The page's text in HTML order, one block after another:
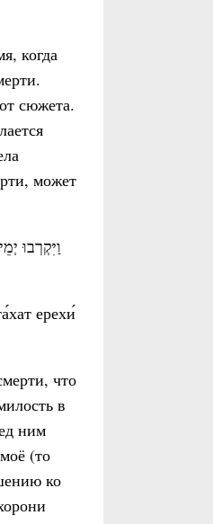
когда
сюжета.
может
וַיִּקְרְבוּ
ерехи́
что
в
ним
(то
ко